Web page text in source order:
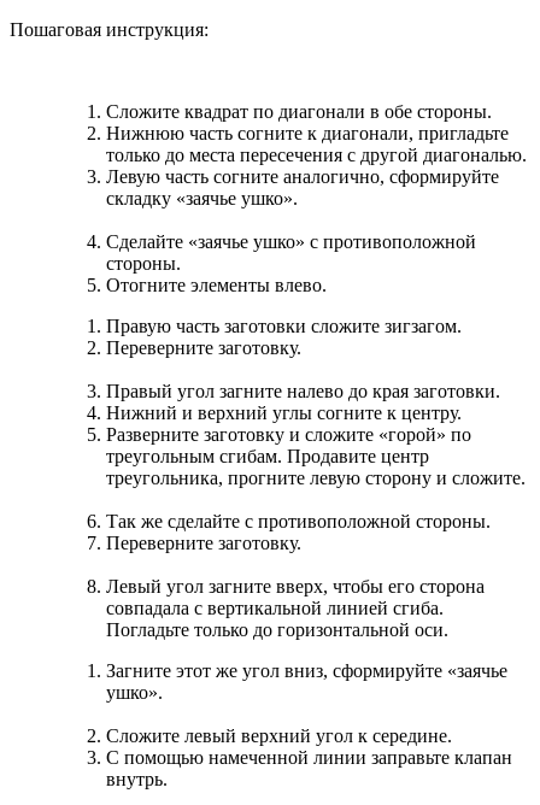
Пошаговая инструкция:
Сложите квадрат по диагонали в обе стороны.
Нижнюю часть согните к диагонали, пригладьте
только до места пересечения с другой диагональю.
Левую часть согните аналогично, сформируйте
складку «заячье ушко».
Сделайте «заячье ушко» с противоположной
стороны.
Отогните элементы влево.
Правую часть заготовки сложите зигзагом.
Переверните заготовку.
Правый угол загните налево до края заготовки.
Нижний и верхний углы согните к центру.
Разверните заготовку и сложите «горой» по
треугольным сгибам. Продавите центр
треугольника, прогните левую сторону и сложите.
Так же сделайте с противоположной стороны.
Переверните заготовку.
Левый угол загните вверх, чтобы его сторона
совпадала с вертикальной линией сгиба.
Погладьте только до горизонтальной оси.
Загните этот же угол вниз, сформируйте «заячье
ушко».
Сложите левый верхний угол к середине.
С помощью намеченной линии заправьте клапан
внутрь.